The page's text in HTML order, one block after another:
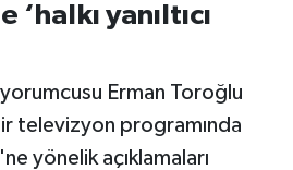
yanıltıcı
Erman Toroğlu
televizyon programında
yönelik açıklamaları